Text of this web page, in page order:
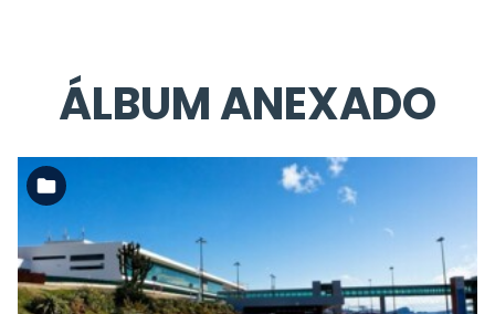
ÁLBUM ANEXADO
Ler mais